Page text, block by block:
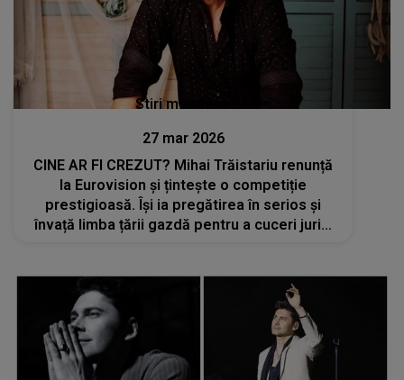
Stiri mondene
27 mar 2026
CINE AR FI CREZUT? Mihai Trăistariu renunță
la Eurovision și țintește o competiție
prestigioasă. Își ia pregătirea în serios și
învață limba țării gazdă pentru a cuceri juriul